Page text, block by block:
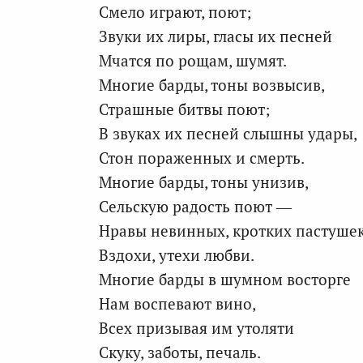
Смело играют, поют;
Звуки их лиры, гласы их песней
Мчатся по рощам, шумят.
Многие барды, тоны возвысив,
Страшные битвы поют;
В звуках их песней слышны удары,
Стон пораженных и смерть.
Многие барды, тоны унизив,
Сельскую радость поют —
Нравы невинных, кротких
Вздохи, утехи любви.
Многие барды в шумном восторге
Нам воспевают вино,
Всех призывая им утоляти
Скуку, заботы, печаль.